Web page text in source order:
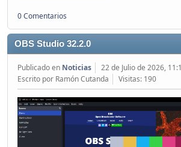
0 Comentarios
OBS Studio 32.2.0
Publicado en Noticias
22 de Julio de 2026,
Escrito por Ramón Cutanda
Visitas: 190